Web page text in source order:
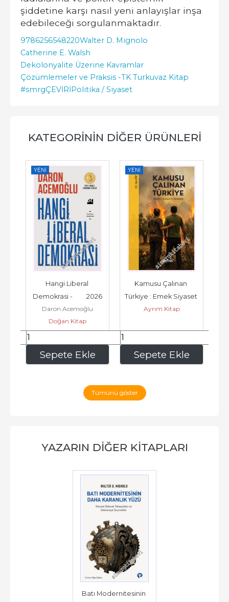
şiddetine karşı nasıl yeni anlayışlar inşa
edebileceği sorgulanmaktadır.
9786256548220Walter D. Mignolo
Catherine E. Walsh
Dekolonyalite Üzerine Kavramlar
Çözümlemeler ve Praksis -TK Turkuvaz Kitap
#smrgÇEVİRİPolitika / Siyaset
KATEGORININ DIĞER ÜRÜNLERI
YENI
Sepete Ekle
Hangi Liberal
Demokrasi -         2026
Daron Acemoğlu
Doğan Kitap
464,00
YENI
Sepete Ekle
Kamusu Çalınan
Türkiye : Emek Siyaset
Haysiyet -         2026
Ayrım Kitap
337,50
Tümünü göster
YAZARIN DIĞER KITAPLARI
Batı Modernitesinin